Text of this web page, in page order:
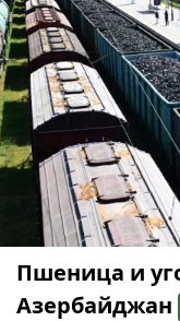
Пшеница и
Азербайджан